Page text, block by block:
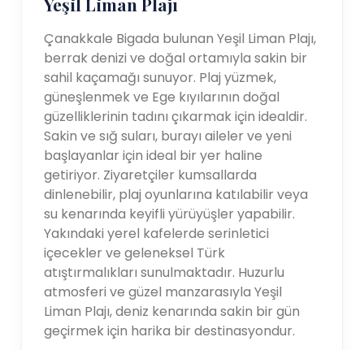
Çanakkale Bigada bulunan Yeşil Liman Plajı,
berrak denizi ve doğal ortamıyla sakin bir
sahil kaçamağı sunuyor. Plaj yüzmek,
güneşlenmek ve Ege kıyılarının doğal
güzelliklerinin tadını çıkarmak için idealdir.
Sakin ve sığ suları, burayı aileler ve yeni
başlayanlar için ideal bir yer haline
getiriyor. Ziyaretçiler kumsallarda
dinlenebilir, plaj oyunlarına katılabilir veya
su kenarında keyifli yürüyüşler yapabilir.
Yakındaki yerel kafelerde serinletici
içecekler ve geleneksel Türk
atıştırmalıkları sunulmaktadır. Huzurlu
atmosferi ve güzel manzarasıyla Yeşil
Liman Plajı, deniz kenarında sakin bir gün
geçirmek için harika bir destinasyondur.